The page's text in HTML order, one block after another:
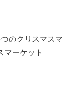
のクリスマスマ
マーケット